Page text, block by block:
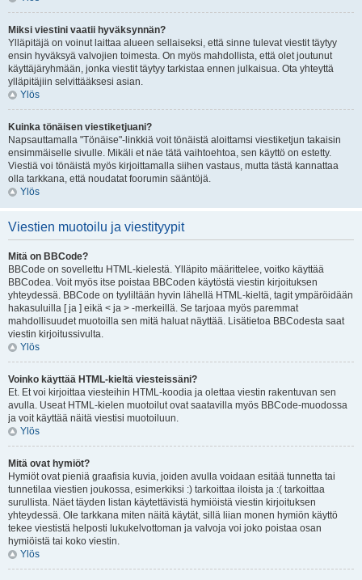
Miksi viestini vaatii hyväksynnän?
Ylläpitäjä on voinut laittaa alueen sellaiseksi, että sinne tulevat viestit täytyy
ensin hyväksyä valvojien toimesta. On myös mahdollista, että olet joutunut
käyttäjäryhmään, jonka viestit täytyy tarkistaa ennen julkaisua. Ota yhteyttä
ylläpitäjiin selvittääksesi asian.
Ylös
Kuinka tönäisen viestiketjuani?
Napsauttamalla "Tönäise"-linkkiä voit tönäistä aloittamsi viestiketjun takaisin
ensimmäiselle sivulle. Mikäli et näe tätä vaihtoehtoa, sen käyttö on estetty.
Viestiä voi tönäistä myös kirjoittamalla siihen vastaus, mutta tästä kannattaa
olla tarkkana, että noudatat foorumin sääntöjä.
Ylös
Viestien muotoilu ja viestityypit
Mitä on BBCode?
BBCode on sovellettu HTML-kielestä. Ylläpito määrittelee, voitko käyttää
BBCodea. Voit myös itse poistaa BBCoden käytöstä viestin kirjoituksen
yhteydessä. BBCode on tyyliltään hyvin lähellä HTML-kieltä, tagit ympäröidään
hakasuluilla [ ja ] eikä < ja > -merkeillä. Se tarjoaa myös paremmat
mahdollisuudet muotoilla sen mitä haluat näyttää. Lisätietoa BBCodesta saat
viestin kirjoitussivulta.
Ylös
Voinko käyttää HTML-kieltä viesteissäni?
Et. Et voi kirjoittaa viesteihin HTML-koodia ja olettaa viestin rakentuvan sen
avulla. Useat HTML-kielen muotoilut ovat saatavilla myös BBCode-muodossa
ja voit käyttää näitä viestisi muotoiluun.
Ylös
Mitä ovat hymiöt?
Hymiöt ovat pieniä graafisia kuvia, joiden avulla voidaan esitää tunnetta tai
tunnetilaa viestien joukossa, esimerkiksi :) tarkoittaa iloista ja :( tarkoittaa
surullista. Näet täyden listan käytettävistä hymiöistä viestin kirjoituksen
yhteydessä. Ole tarkkana miten näitä käytät, sillä liian monen hymiön käyttö
tekee viestistä helposti lukukelvottoman ja valvoja voi joko poistaa osan
hymiöistä tai koko viestin.
Ylös